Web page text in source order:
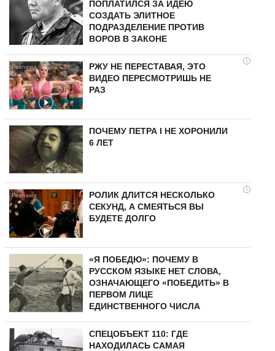
ПОПЛАТИЛСЯ ЗА ИДЕЮ
СОЗДАТЬ ЭЛИТНОЕ
ПОДРАЗДЕЛЕНИЕ ПРОТИВ
ВОРОВ В ЗАКОНЕ
i
РЖУ НЕ ПЕРЕСТАВАЯ, ЭТО
ВИДЕО ПЕРЕСМОТРИШЬ НЕ
РАЗ
ПОЧЕМУ ПЕТРА I НЕ ХОРОНИЛИ
6 ЛЕТ
i
РОЛИК ДЛИТСЯ НЕСКОЛЬКО
СЕКУНД, А СМЕЯТЬСЯ ВЫ
БУДЕТЕ ДОЛГО
«Я ПОБЕДЮ»: ПОЧЕМУ В
РУССКОМ ЯЗЫКЕ НЕТ СЛОВА,
ОЗНАЧАЮЩЕГО «ПОБЕДИТЬ» В
ПЕРВОМ ЛИЦЕ
ЕДИНСТВЕННОГО ЧИСЛА
СПЕЦОБЪЕКТ 110: ГДЕ
НАХОДИЛАСЬ САМАЯ